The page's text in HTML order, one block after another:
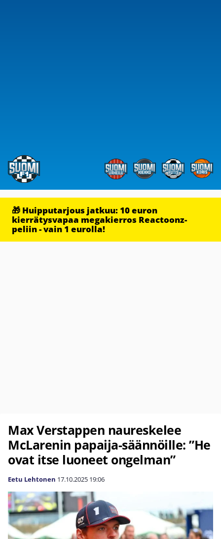
🎁 Huipputarjous jatkuu: 10 euron
kierrätysvapaa megakierros Reactoonz-
peliin - vain 1 eurolla!
Max Verstappen naureskelee
McLarenin papaija-säännöille: ”He
ovat itse luoneet ongelman”
Eetu Lehtonen 17.10.2025 19:06